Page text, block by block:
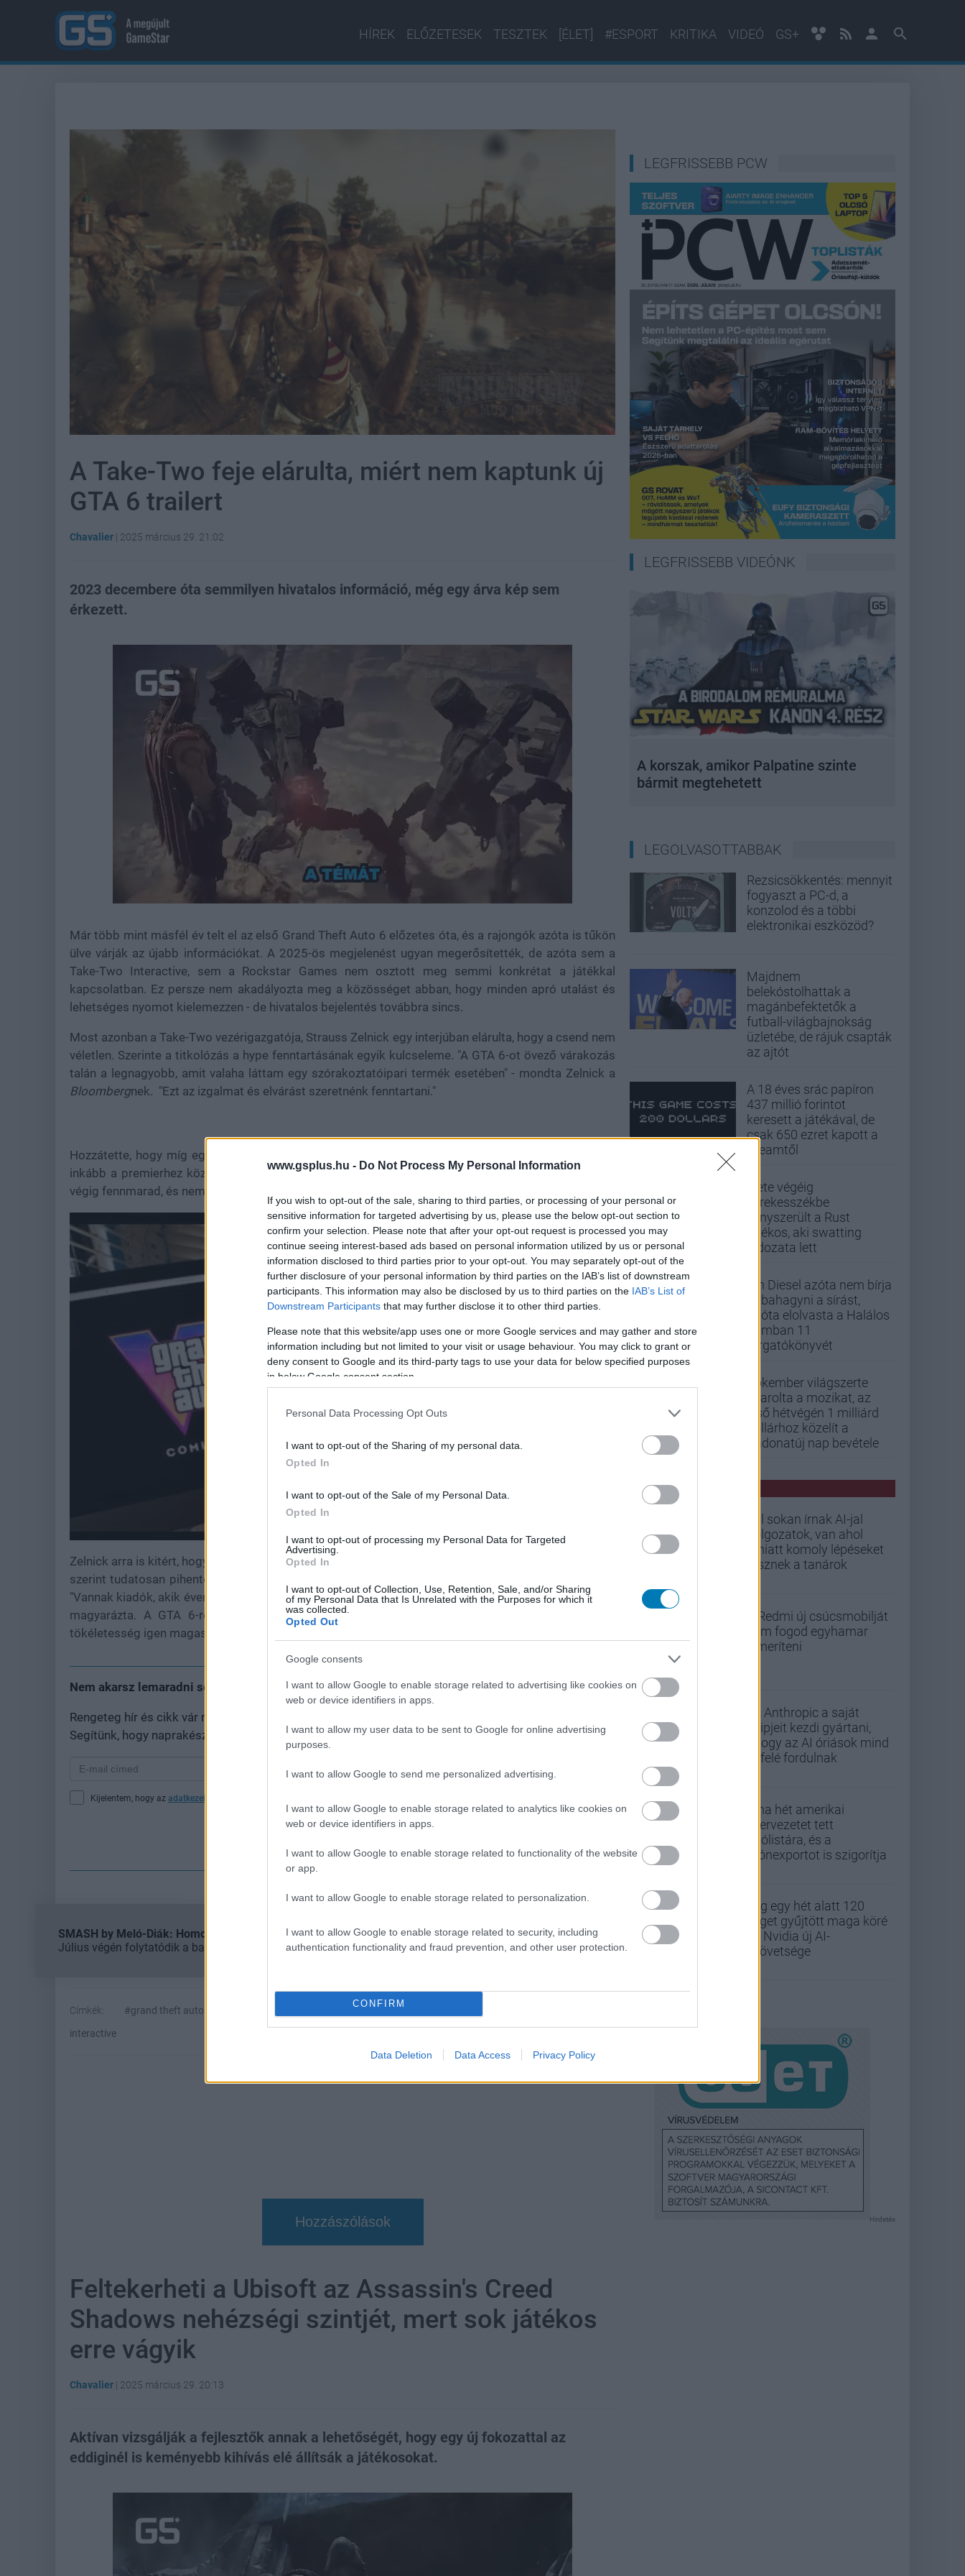
www.gsplus.hu - Do Not Process My Personal Information
If you wish to opt-out of the sale, sharing to third parties, or processing of your personal or
sensitive information for targeted advertising by us, please use the below opt-out section to
confirm your selection. Please note that after your opt-out request is processed you may
continue seeing interest-based ads based on personal information utilized by us or personal
information disclosed to third parties prior to your opt-out. You may separately opt-out of the
further disclosure of your personal information by third parties on the IAB’s list of downstream
participants. This information may also be disclosed by us to third parties on the IAB’s List of
Downstream Participants that may further disclose it to other third parties.
Please note that this website/app uses one or more Google services and may gather and store
information including but not limited to your visit or usage behaviour. You may click to grant or
deny consent to Google and its third-party tags to use your data for below specified purposes
in below Google consent section.
Personal Data Processing Opt Outs
I want to opt-out of the Sharing of my personal data.
Opted In
I want to opt-out of the Sale of my Personal Data.
Opted In
I want to opt-out of processing my Personal Data for Targeted
Advertising.
Opted In
I want to opt-out of Collection, Use, Retention, Sale, and/or Sharing
of my Personal Data that Is Unrelated with the Purposes for which it
was collected.
Opted Out
Google consents
I want to allow Google to enable storage related to advertising like cookies on
web or device identifiers in apps.
I want to allow my user data to be sent to Google for online advertising
purposes.
I want to allow Google to send me personalized advertising.
I want to allow Google to enable storage related to analytics like cookies on
web or device identifiers in apps.
I want to allow Google to enable storage related to functionality of the website
or app.
I want to allow Google to enable storage related to personalization.
I want to allow Google to enable storage related to security, including
authentication functionality and fraud prevention, and other user protection.
CONFIRM
Data Deletion Data Access Privacy Policy
HÍREK ELŐZETESEK TESZTEK [ÉLET] #ESPORT KRITIKA VIDEÓ GS+
A Take-Two feje elárulta, miért nem kaptunk új
GTA 6 trailert
Chavalier | 2025 március 29. 21:02
2023 decembere óta semmilyen hivatalos információ, még egy árva kép sem
érkezett.
44.57%
Már több mint másfél év telt el az első Grand Theft Auto 6 előzetes óta, és a rajongók azóta is tűkön
ülve várják az újabb információkat. A 2025-ös megjelenést ugyan megerősítették, de azóta sem a
Take-Two Interactive, sem a Rockstar Games nem osztott meg semmi konkrétat a játékkal
kapcsolatban. Ez persze nem akadályozta meg a közösséget abban, hogy minden apró utalást és
lehetséges nyomot kielemezzen - de hivatalos bejelentés továbbra sincs.
Most azonban a Take-Two vezérigazgatója, Strauss Zelnick egy interjúban elárulta, hogy a csend nem
véletlen. Szerinte a titkolózás a hype fenntartásának egyik kulcseleme. "A GTA 6-ot övező várakozás
talán a legnagyobb, amit valaha láttam egy szórakoztatóipari termék esetében" - mondta Zelnick a
Bloombergnek. "Ezt az izgalmat és elvárást szeretnénk fenntartani."
Hozzátette, hogy míg egyes kiadók évekkel előre bejelentik a megjelenési dátumaikat, a Take-Two
inkább a premierhez közelebbi, intenzív marketinget részesíti előnyben. Így a hype és a feszültség
végig fennmarad, és nem fullad ki túl hamar.
Zelnick arra is kitért, hogy miért telik el több mint egy évtized a GTA V és a GTA VI között. Elmondása
szerint tudatosan pihentetik a franchise-t, hogy a játékosok még jobban kiéhezzenek egy új részre.
"Vannak kiadók, akik évente hoznak új játékokat. Mi csak a sportjátékainknál követjük ezt a modellt" -
magyarázta. A GTA 6-ról pedig annyit mondott: a Rockstar "a tökéletességre törekszik, és a
tökéletesség igen magas léc".
Nem akarsz lemaradni semmiről?
Rengeteg hír és cikk vár rád, lehet, hogy éppen nem jön szembe GSO-n vagy a social médiában.
Segítünk, hogy naprakész maradj, kiválogatjuk neked a legjobbakat,iratkozz fel hírlevelünkre!
Kijelentem, hogy az adatkezelési nyilatkozat
SMASH by Meló-Diák: Homok, zene és a nyár legjobb hangulata – Jön a második forduló! (X)
Július végén folytatódik a balatoni strandröplabda-sorozat.
Címkék: #grand theft auto vi #gta vi #gta 6
interactive
Hozzászólások
Feltekerheti a Ubisoft az Assassin's Creed
Shadows nehézségi szintjét, mert sok játékos
erre vágyik
Chavalier | 2025 március 29. 20:13
Aktívan vizsgálják a fejlesztők annak a lehetőségét, hogy egy új fokozattal az
eddiginél is keményebb kihívás elé állítsák a játékosokat.
LEGFRISSEBB PCW
LEGFRISSEBB VIDEÓNK
A korszak, amikor Palpatine szinte
bármit megtehetett
LEGOLVASOTTABBAK
Rezsicsökkentés: mennyit
fogyaszt a PC-d, a
konzolod és a többi
elektronikai eszközöd?
Majdnem
belekóstolhattak a
magánbefektetők a
futball-világbajnokság
üzletébe, de rájuk csapták
az ajtót
A 18 éves srác papíron
437 millió forintot
keresett a játékával, de
csak 650 ezret kapott a
Steamtől
Élete végéig
kerekesszékbe
kényszerült a Rust
játékos, aki swatting
áldozata lett
Vin Diesel azóta nem bírja
abbahagyni a sírást,
mióta elolvasta a Halálos
iramban 11
forgatókönyvét
Pókember világszerte
letarolta a mozikat, az
első hétvégén 1 milliárd
dollárhoz közelít a
Vadonatúj nap bevétele
PCW HÍREK
Túl sokan írnak AI-jal
dolgozatok, van ahol
emiatt komoly lépéseket
tesznek a tanárok
A Redmi új csúcsmobilját
nem fogod egyhamar
lemeríteni
Az Anthropic a saját
chipjeit kezdi gyártani,
ahogy az AI óriások mind
befelé fordulnak
Kína hét amerikai
szervezetet tett
tiltólistára, és a
drónexportot is szigorítja
Alig egy hét alatt 120
céget gyűjtött maga köré
az Nvidia új AI-
szövetsége
Hirdetés